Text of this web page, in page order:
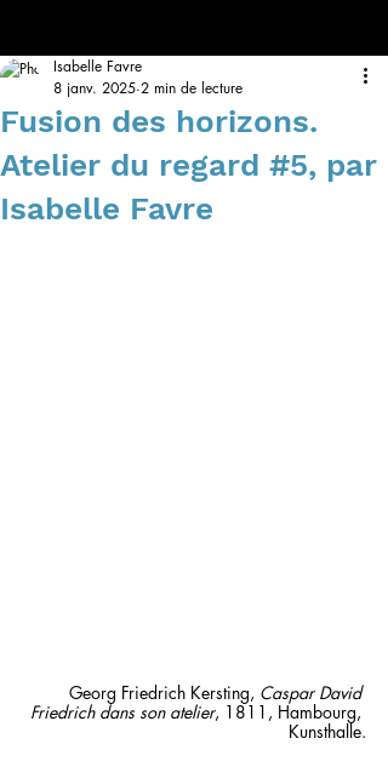
Fusion des horizons.
Atelier du regard #5, par
Isabelle Favre
Isabelle Favre
8 janv. 2025 2 min de lecture
Georg Friedrich Kersting, Caspar David
Friedrich dans son atelier, 1811, Hambourg,
Kunsthalle.